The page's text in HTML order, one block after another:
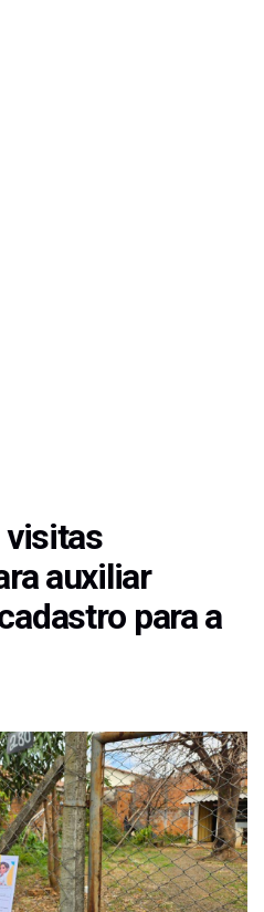
visitas
auxiliar
para a